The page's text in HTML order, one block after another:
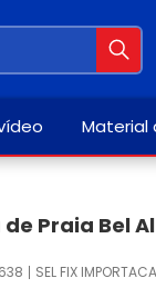
Material
Praia Bel
SEL FIX